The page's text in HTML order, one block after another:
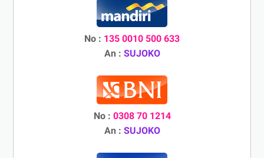
No : 135 0010 500 633
An : SUJOKO
No : 0308 70 1214
An : SUJOKO